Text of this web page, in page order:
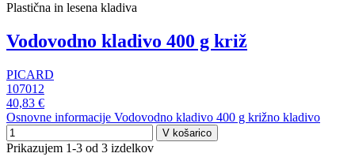
Plastična in lesena kladiva
Vodovodno kladivo 400 g križ
PICARD
107012
40,83 €
Osnovne informacije Vodovodno kladivo 400 g križno kladivo
V košarico
Prikazujem 1-3 od 3 izdelkov